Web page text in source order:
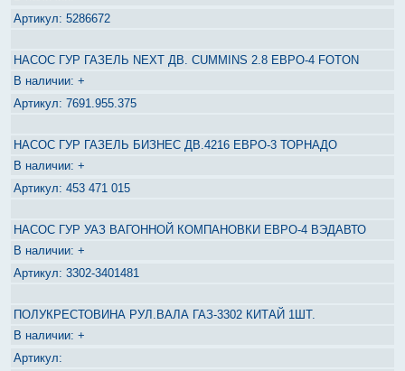
5286672
НАСОС ГУР ГАЗЕЛЬ NEXT ДВ. CUMMINS 2.8 ЕВРО-4 FOTON
+
7691.955.375
НАСОС ГУР ГАЗЕЛЬ БИЗНЕС ДВ.4216 ЕВРО-3 ТОРНАДО
+
453 471 015
НАСОС ГУР УАЗ ВАГОННОЙ КОМПАНОВКИ ЕВРО-4 ВЭДАВТО
+
3302-3401481
ПОЛУКРЕСТОВИНА РУЛ.ВАЛА ГАЗ-3302 КИТАЙ 1ШТ.
+